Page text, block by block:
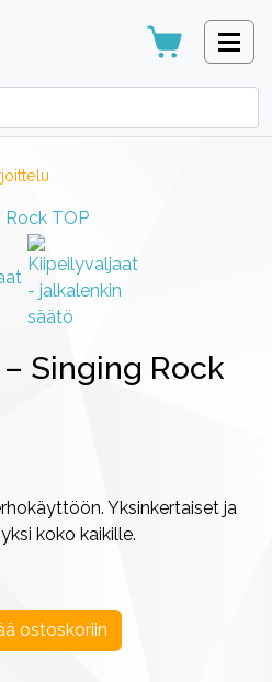
Singing Rock
Yksinkertaiset ja
koko kaikille.
ostoskoriin